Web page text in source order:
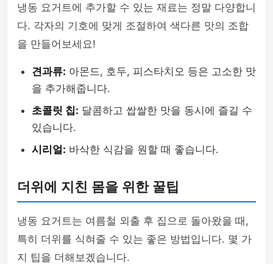
냉동 요거트에 추가할 수 있는 재료는 정말 다양합니
다. 각자의 기호에 맞게 조절하여 색다른 맛의 조합
을 만들어보세요!
견과류: 아몬드, 호두, 피스타치오 등은 고소한 맛
을 추가해줍니다.
초콜릿 칩: 달콤하고 쌉쌀한 맛을 동시에 즐길 수
있습니다.
시리얼: 바삭한 식감을 원할 때 좋습니다.
더위에 지친 몸을 위한 꿀팁
냉동 요거트는 여름철 외출 후 집으로 돌아왔을 때,
특히 더위를 식혀줄 수 있는 좋은 방법입니다. 몇 가
지 팁을 더해보겠습니다.